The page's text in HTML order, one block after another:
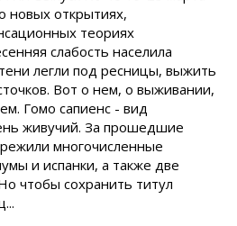
новых открытиях,
теориях
слабость населила
легли под ресницы, выжить
Вот о нем, о выживании,
Гомо сапиенс - вид
живучий. За прошедшие
многочисленные
и испанки, а также две
чтобы сохранить титул